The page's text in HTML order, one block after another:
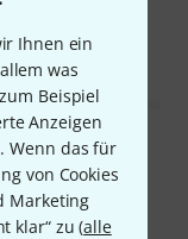
Ihnen ein
was
Beispiel
Anzeigen
Wenn das für
von Cookies
Marketing
klar“ zu (alle